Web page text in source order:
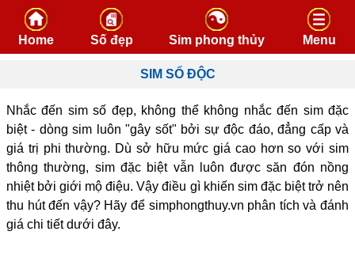
Skip to content
Home Số đẹp Sim phong thủy Menu
SIM SỐ ĐỘC
Nhắc đến sim số đẹp, không thể không nhắc đến sim đặc
biệt - dòng sim luôn "gây sốt" bởi sự độc đáo, đẳng cấp và
giá trị phi thường. Dù sở hữu mức giá cao hơn so với sim
thông thường, sim đặc biệt vẫn luôn được săn đón nồng
nhiệt bởi giới mộ điệu. Vậy điều gì khiến sim đặc biệt trở nên
thu hút đến vậy? Hãy để simphongthuy.vn phân tích và đánh
giá chi tiết dưới đây.